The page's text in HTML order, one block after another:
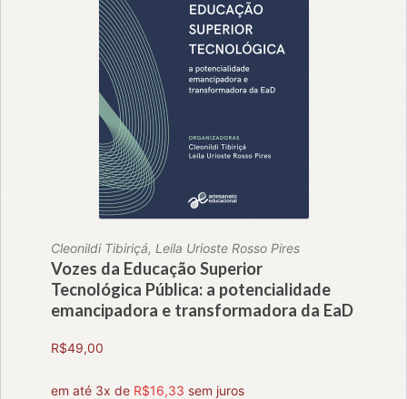
Cleonildi Tibiriçá, Leila Urioste Rosso Pires
Vozes da Educação Superior
Tecnológica Pública: a potencialidade
emancipadora e transformadora da EaD
R$49,00
em até 3x de R$16,33 sem juros